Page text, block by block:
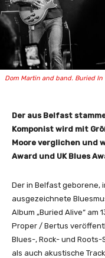
Dom Martin and band. Buried In
Der aus Belfast
Komponist wird mit
Moore verglichen und
Award und UK Blues
Der in Belfast geborene,
ausgezeichnete
Album „Buried Alive“ am
Proper / Bertus
Blues-, Rock- und
als auch akustische